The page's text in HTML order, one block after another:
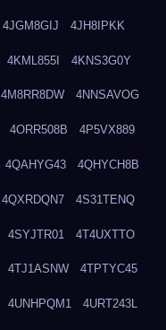
4JGM8GIJ 4JH8IPKK
4KML855I 4KNS3G0Y
4M8RR8DW 4NNSAVOG
4ORR508B 4P5VX889
4QAHYG43 4QHYCH8B
4QXRDQN7 4S31TENQ
4SYJTR01 4T4UXTTO
4TJ1ASNW 4TPTYC45
4UNHPQM1 4URT243L